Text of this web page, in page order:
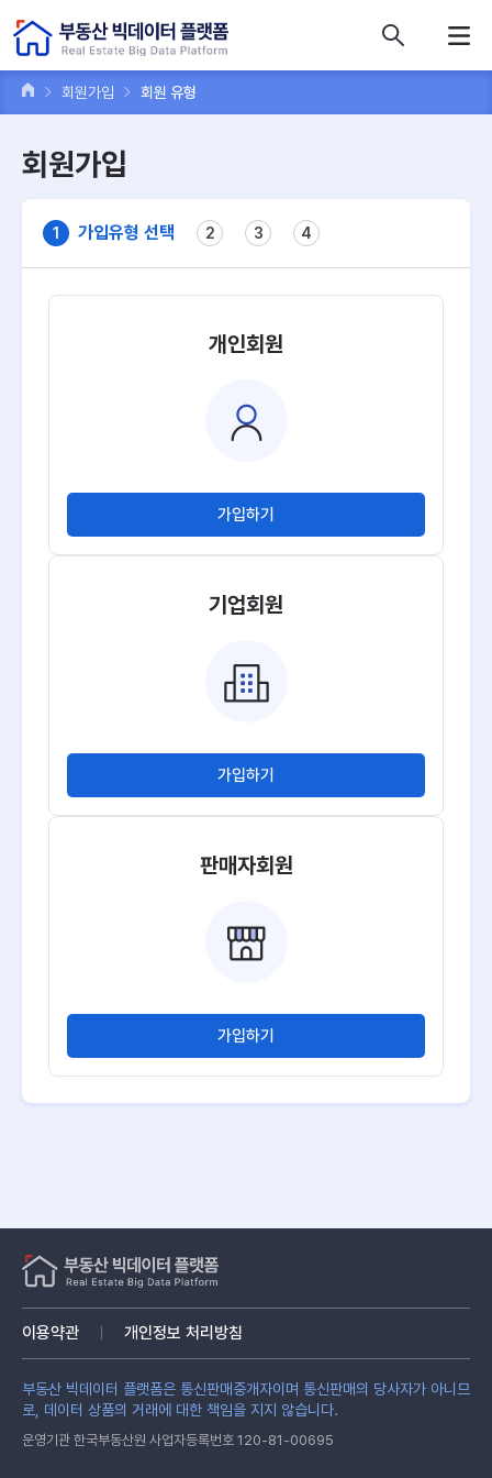
회원가입 회원 유형
회원가입
1 가입유형 선택 2 3 4
개인회원
가입하기
기업회원
가입하기
판매자회원
가입하기
이용약관 개인정보 처리방침
부동산 빅데이터 플랫폼은 통신판매중개자이며 통신판매의 당사자가 아니므
로, 데이터 상품의 거래에 대한 책임을 지지 않습니다.
운영기관 한국부동산원 사업자등록번호 120-81-00695